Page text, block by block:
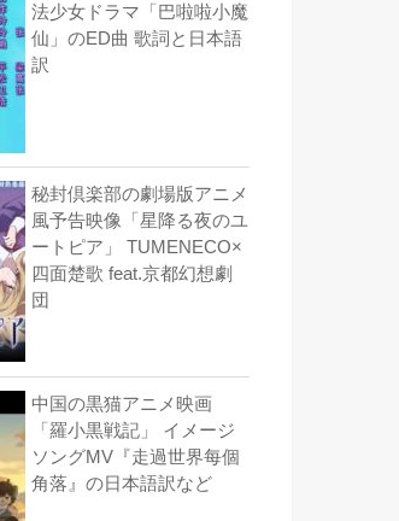
法少女ドラマ「巴啦啦小魔
仙」のED曲 歌詞と日本語
訳
秘封倶楽部の劇場版アニメ
風予告映像「星降る夜のユ
ートピア」 TUMENECO×
四面楚歌 feat.京都幻想劇
団
中国の黒猫アニメ映画
「羅小黒戦記」 イメージ
ソングMV『走過世界每個
角落』の日本語訳など